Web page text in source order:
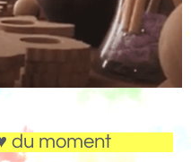
du moment